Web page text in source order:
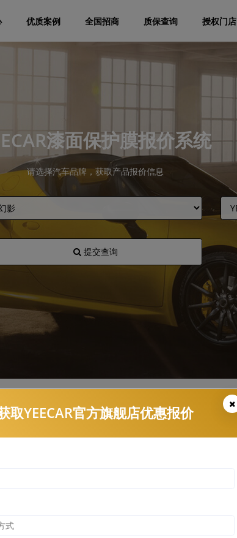
优质案例 全国招商 质保查询 授权门店
漆面保护膜报价系统
请选择汽车品牌，获取产品报价信息
提交查询
漆面保护膜报价查询结果
取YEECAR官方旗舰店优惠报价